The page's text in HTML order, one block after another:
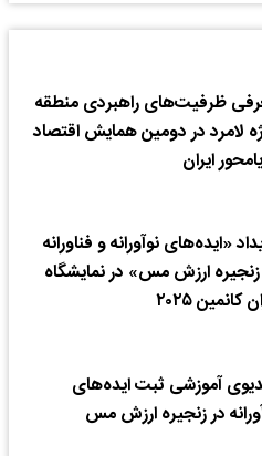
ظرفیت‌های راهبردی منطقه
لامرد در دومین همایش اقتصاد
ایران
«ایده‌های نوآورانه و فناورانه
زنجیره ارزش مس» در نمایشگاه
کانمین ۲۰۲۵
آموزشی ثبت ایده‌های
در زنجیره ارزش مس